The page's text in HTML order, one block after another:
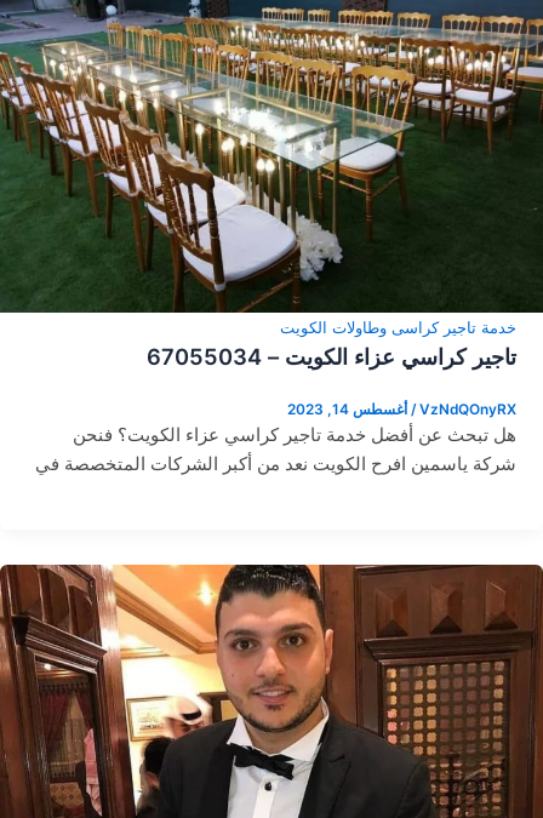
خدمة تاجير كراسى وطاولات الكويت
تاجير كراسي عزاء الكويت – 67055034
VzNdQOnyRX
/ أغسطس 14, 2023
هل تبحث عن أفضل خدمة تاجير كراسي عزاء الكويت؟ فنحن
شركة ياسمين افرح الكويت نعد من أكبر الشركات المتخصصة في